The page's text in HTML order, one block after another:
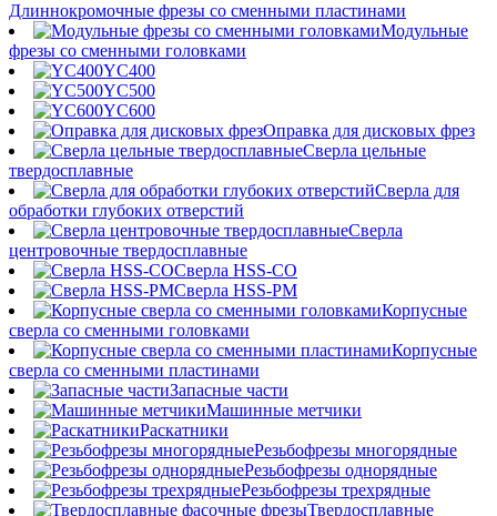
Длиннокромочные фрезы со сменными пластинами
Модульные
фрезы со сменными головками
YC400
YC500
YC600
Оправка для дисковых фрез
Сверла цельные
твердосплавные
Сверла для
обработки глубоких отверстий
Сверла
центровочные твердосплавные
Сверла HSS-CO
Сверла HSS-PM
Корпусные
сверла со сменными головками
Корпусные
сверла со сменными пластинами
Запасные части
Машинные метчики
Раскатники
Резьбофрезы многорядные
Резьбофрезы однорядные
Резьбофрезы трехрядные
Твердосплавные